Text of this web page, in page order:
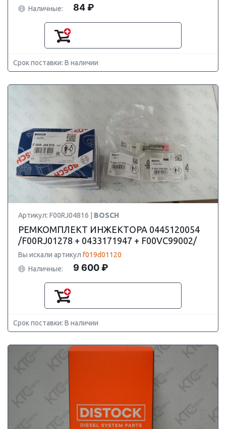
Наличные:
84 ₽
Срок поставки: В наличии
Артикул: F00RJ04816 | BOSCH
РЕМКОМПЛЕКТ ИНЖЕКТОРА 0445120054
/F00RJ01278 + 0433171947 + F00VC99002/
Вы искали артикул f019d01120
Наличные:
9 600 ₽
Срок поставки: В наличии